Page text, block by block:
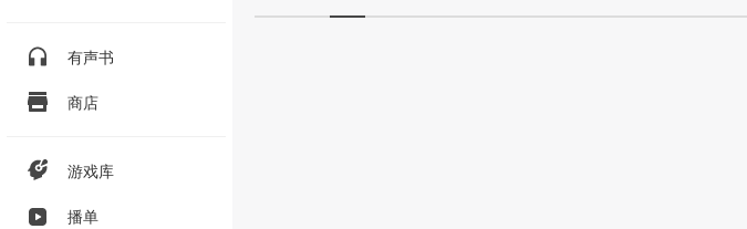
有声书
商店
游戏库
播单